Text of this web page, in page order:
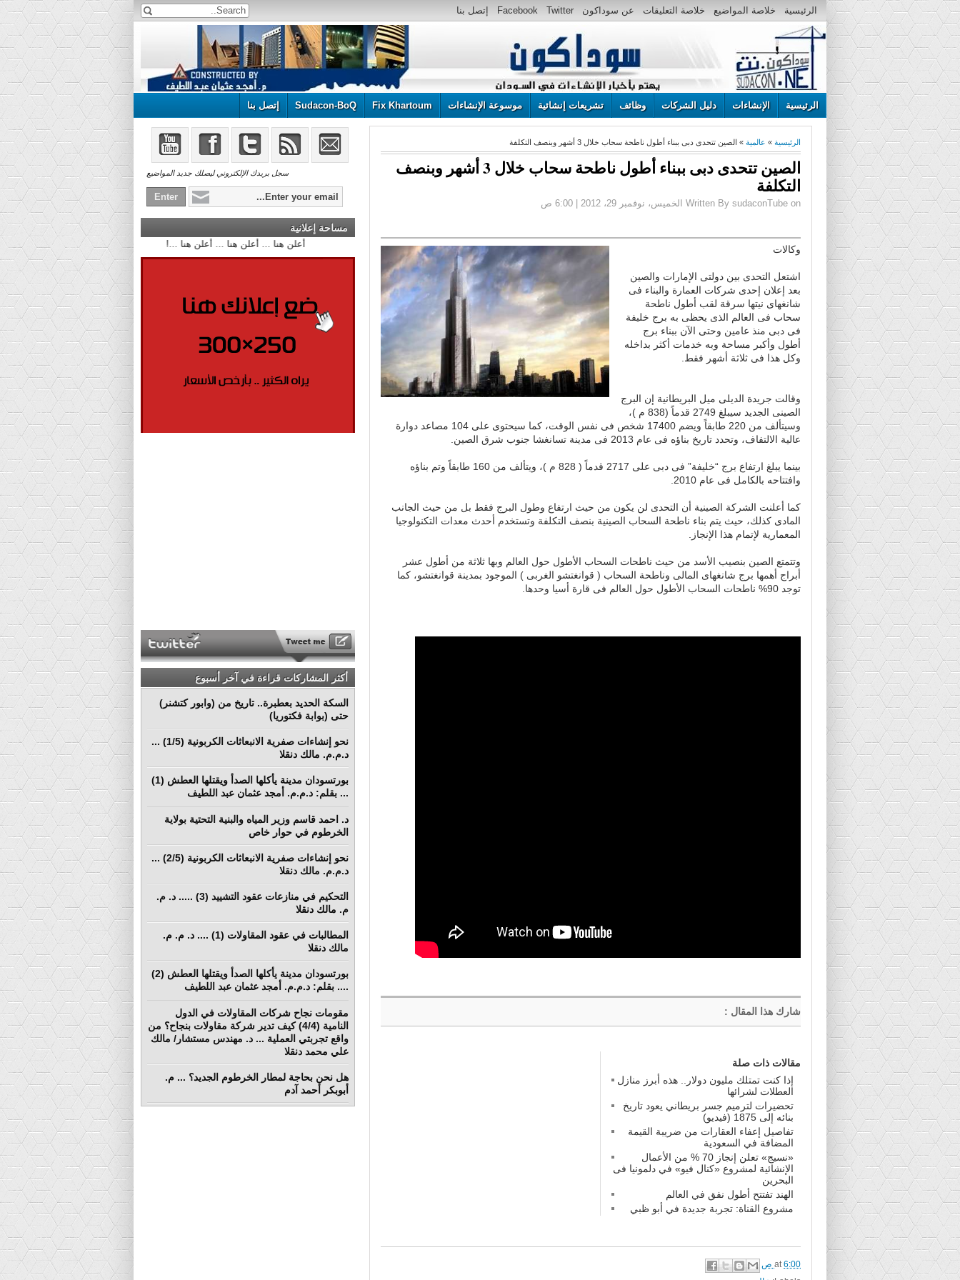
الرئيسية خلاصة المواضيع خلاصة التعليقات عن سوداكون Twitter
Facebook إتصل بنا
الرئيسية الإنشاءات دليل الشركات وظائف تشريعات إنشائية موسوعة الإنشاءات Fix Khartoum
Sudacon-BoQ إتصل بنا
الرئيسية » عالمية » الصين تتحدى دبى ببناء أطول ناطحة سحاب خلال 3 أشهر وبنصف التكلفة
الصين تتحدى دبى ببناء أطول ناطحة سحاب خلال 3 أشهر وبنصف
التكلفة
Written By sudaconTube on الخميس، نوفمبر 29، 2012 | 6:00 ص
وكالات
اشتعل التحدى بين دولتى الإمارات والصين
بعد إعلان إحدى شركات العمارة والبناء فى
شانغهاى نيتها سرقة لقب أطول ناطحة
سحاب فى العالم الذى يحظى به برج خليفة
فى دبى منذ عامين وحتى الآن ببناء برج
أطول وأكبر مساحة وبه خدمات أكثر بداخله
وكل هذا فى ثلاثة أشهر فقط.
وقالت جريدة الديلى ميل البريطانية إن البرج
الصينى الجديد سيبلغ 2749 قدماً (838 م )،
وسيتألف من 220 طابقاً ويضم 17400 شخص فى نفس الوقت، كما سيحتوى على 104 مصاعد دوارة
عالية الالتفاف، وتحدد تاريخ بناؤه فى عام 2013 فى مدينة تسانغشا جنوب شرق الصين.
بينما يبلغ ارتفاع برج “خليفة” فى دبى على 2717 قدماً ( 828 م )، ويتألف من 160 طابقاً وتم بناؤه
وافتتاحه بالكامل فى عام 2010.
كما أعلنت الشركة الصينية أن التحدى لن يكون من حيث ارتفاع وطول البرج فقط بل من حيث الجانب
المادى كذلك، حيث يتم بناء ناطحة السحاب الصينية بنصف التكلفة وتستخدم أحدث معدات التكنولوجيا
المعمارية لإتمام هذا الإنجاز.
وتتمتع الصين بنصيب الأسد من حيث ناطحات السحاب الأطول حول العالم وبها ثلاثة من أطول عشر
أبراج أهمها برج شانغهاى المالى وناطحة السحاب ( قوانغتشو الغربى ) الموجود بمدينة قوانغتشو، كما
توجد 90% ناطحات السحاب الأطول حول العالم فى قارة أسيا وحدها.
شارك هذا المقال :
مقالات ذات صلة
إذا كنت تمتلك مليون دولار.. هذه أبرز منازل
العطلات لشرائها
تحضيرات لترميم جسر بريطاني يعود تاريخ
بنائه إلى 1875 (فيديو)
تفاصيل إعفاء العقارات من ضريبة القيمة
المضافة في السعودية
«نسيج» تعلن إنجاز 70 % من الأعمال
الإنشائية لمشروع «كنال فيو» في دلمونيا فى
البحرين
الهند تفتتح أطول نفق في العالم
مشروع القناة: تجربة جديدة في أبو ظبي
at6:00 ص
سجل بريدك الإلكتروني ليصلك جديد المواضيع
مساحة إعلانية
أعلن هنا ... أعلن هنا ... أعلن هنا ...!
أكثر المشاركات قراءة في آخر أسبوع
السكة الحديد بعطبرة.. تاريخ من (وابور كتشنر)
حتى (بوابة فكتوريا)
نحو إنشاءات صفرية الانبعاثات الكربونية (1/5) ...
د.م.م. مالك دنقلا
بورتسودان مدينة يأكلها الصدأ ويقتلها العطش (1)
... بقلم: د.م.م. أمجد عثمان عبد اللطيف
د. احمد قاسم وزير المياه والبنية التحتية بولاية
الخرطوم في حوار خاص
نحو إنشاءات صفرية الانبعاثات الكربونية (2/5) ...
د.م.م. مالك دنقلا
التحكيم في منازعات عقود التشييد (3) ..... د. م.
م. مالك دنقلا
المطالبات في عقود المقاولات (1) .... د. م. م.
مالك دنقلا
بورتسودان مدينة يأكلها الصدأ ويقتلها العطش (2)
.... بقلم: د.م.م. أمجد عثمان عبد اللطيف
مقومات نجاح شركات المقاولات في الدول
النامية (4/4) كيف تدير شركة مقاولات بنجاح؟ من
واقع تجربتي العملية ... د. مهندس مستشار/ مالك
علي محمد دنقلا
هل نحن بحاجة لمطار الخرطوم الجديد؟ ... م.
أبوبكر أحمد آدم